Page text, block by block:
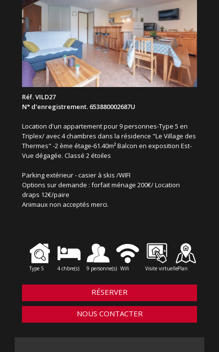
Réf. VILD27
N° d'enregistrement. 653880002687U
Location d'un appartement pour 9 personnes-Type 5 en
Triplex/ avec 4 chambres dans la résidence "Le Village des
Thermes" -2 ème étage-61.40m² Balcon en exposition Est-
Vue dégagée. Classé 2 étoiles
Parking extérieur - casier à skis /WIFI
Options sur demande : forfait ménage 200€/ Location
draps 12€/paire
Animaux non acceptés merci.
Type 5 4 chbre(s) 9 personne(s) Wifi Visite virtuellePlan
RÉSERVER
NOUS CONTACTER